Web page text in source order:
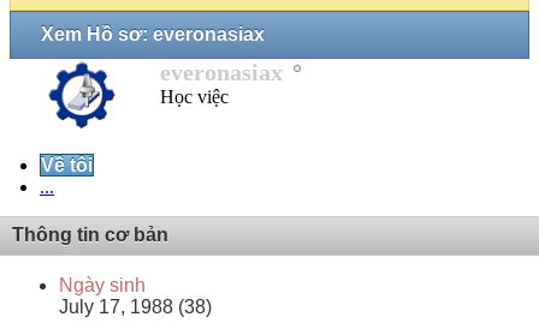
Xem Hồ sơ: everonasiax
everonasiax
Học việc
Về tôi
...
Thông tin cơ bản
Ngày sinh
July 17, 1988 (38)